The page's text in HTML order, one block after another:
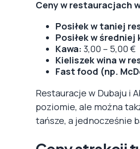
Ceny w restauracjach
Posiłek w taniej
Posiłek w
Kawa: 3,00 – 5,00 €
Kieliszek wina w
Fast food (np.
Restauracje w Dubaju i
poziomie, ale można
tańsze, a jednocześnie